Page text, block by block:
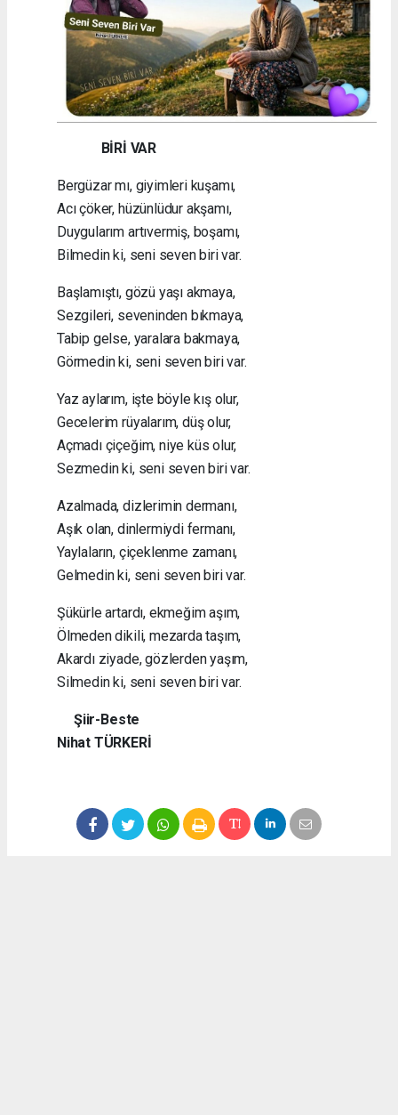
BİRİ VAR
Bergüzar mı, giyimleri kuşamı,
Acı çöker, hüzünlüdur akşamı,
Duygularım artıvermiş, boşamı,
Bilmedin ki, seni seven biri var.
Başlamıştı, gözü yaşı akmaya,
Sezgileri, seveninden bıkmaya,
Tabip gelse, yaralara bakmaya,
Görmedin ki, seni seven biri var.
Yaz aylarım, işte böyle kış olur,
Gecelerim rüyalarım, düş olur,
Açmadı çiçeğim, niye küs olur,
Sezmedin ki, seni seven biri var.
Azalmada, dizlerimin dermanı,
Aşık olan, dinlermiydi fermanı,
Yaylaların, çiçeklenme zamanı,
Gelmedin ki, seni seven biri var.
Şükürle artardı, ekmeğim aşım,
Ölmeden dikili, mezarda taşım,
Akardı ziyade, gözlerden yaşım,
Silmedin ki, seni seven biri var.
Şiir-Beste
Nihat TÜRKERİ